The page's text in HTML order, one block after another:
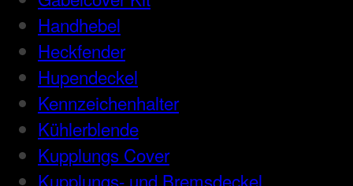
Handhebel
Heckfender
Hupendeckel
Kennzeichenhalter
Kühlerblende
Kupplungs Cover
Kupplungs- und Bremsdeckel